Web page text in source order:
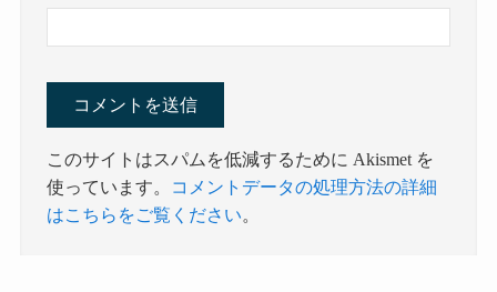
このサイトはスパムを低減するために Akismet を
使っています。
コメントデータの処理方法の詳細
はこちらをご覧ください。